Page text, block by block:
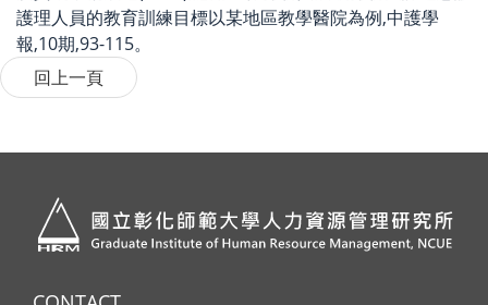
護理人員的教育訓練目標以某地區教學醫院為例,中護學
報,10期,93-115。